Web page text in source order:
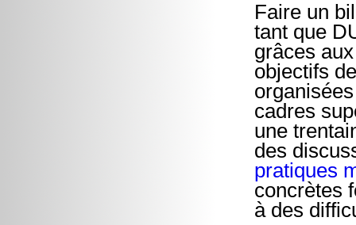
Faire un
tant que
grâces
objectifs
cadres
une
des
pratiques
concrètes
à des